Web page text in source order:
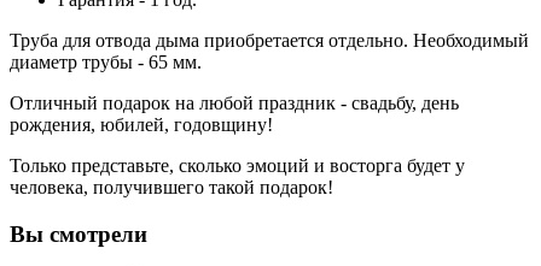
Труба для отвода дыма приобретается отдельно. Необходимый
диаметр трубы - 65 мм.
Отличный подарок на любой праздник - свадьбу, день
рождения, юбилей, годовщину!
Только представьте, сколько эмоций и восторга будет у
человека, получившего такой подарок!
Вы смотрели